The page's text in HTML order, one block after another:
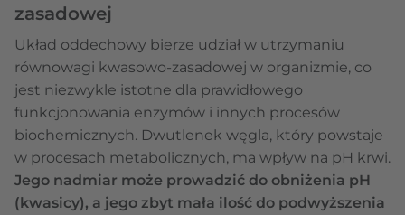
zasadowej
Układ oddechowy bierze udział w utrzymaniu
równowagi kwasowo-zasadowej w organizmie, co
jest niezwykle istotne dla prawidłowego
funkcjonowania enzymów i innych procesów
biochemicznych. Dwutlenek węgla, który powstaje
w procesach metabolicznych, ma wpływ na pH krwi.
Jego nadmiar może prowadzić do obniżenia pH
(kwasicy), a jego zbyt mała ilość do podwyższenia